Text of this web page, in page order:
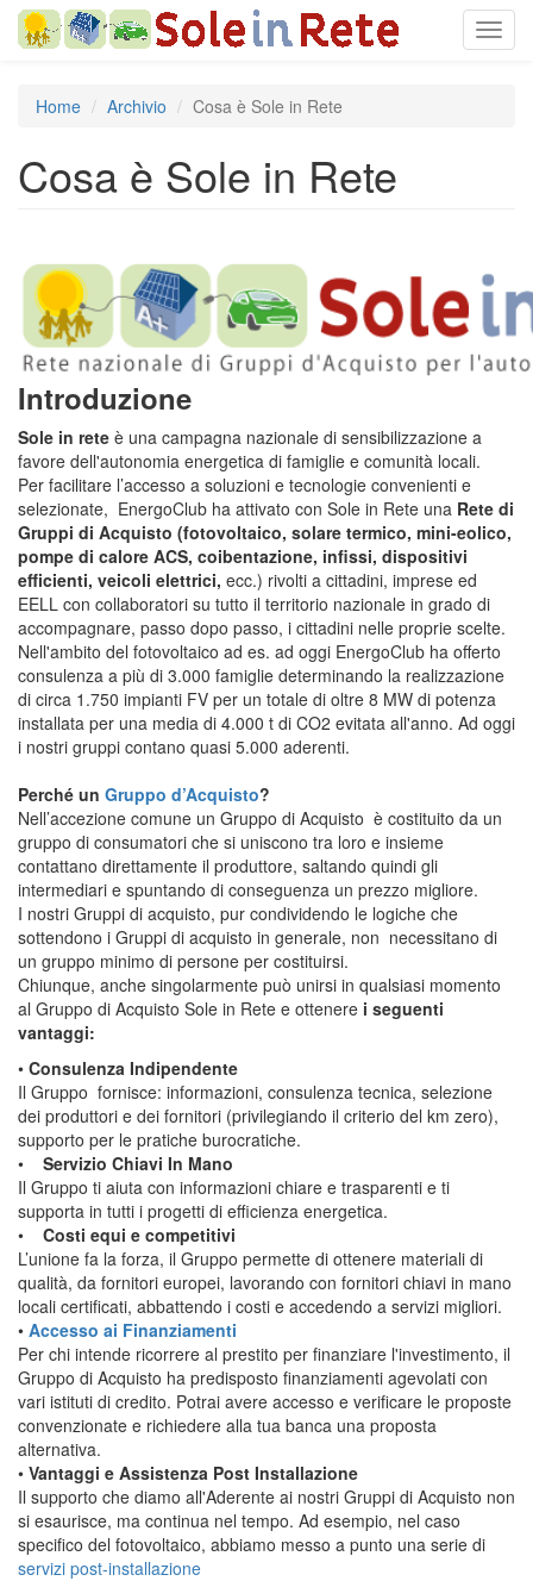
Salta
Home Archivio Cosa è Sole in Rete
Cosa è Sole in Rete
Introduzione
Sole in rete è una campagna nazionale di sensibilizzazione a
favore dell'autonomia energetica di famiglie e comunità locali.
Per facilitare l’accesso a soluzioni e tecnologie convenienti e
selezionate, EnergoClub ha attivato con Sole in Rete una Rete di
Gruppi di Acquisto (fotovoltaico, solare termico, mini-eolico,
pompe di calore ACS, coibentazione, infissi, dispositivi
efficienti, veicoli elettrici, ecc.) rivolti a cittadini, imprese ed
EELL con collaboratori su tutto il territorio nazionale in grado di
accompagnare, passo dopo passo, i cittadini nelle proprie scelte.
Nell'ambito del fotovoltaico ad es. ad oggi EnergoClub ha offerto
consulenza a più di 3.000 famiglie determinando la realizzazione
di circa 1.750 impianti FV per un totale di oltre 8 MW di potenza
installata per una media di 4.000 t di CO2 evitata all'anno. Ad oggi
i nostri gruppi contano quasi 5.000 aderenti.
Perché un Gruppo d’Acquisto?
Nell’accezione comune un Gruppo di Acquisto è costituito da un
gruppo di consumatori che si uniscono tra loro e insieme
contattano direttamente il produttore, saltando quindi gli
intermediari e spuntando di conseguenza un prezzo migliore.
I nostri Gruppi di acquisto, pur condividendo le logiche che
sottendono i Gruppi di acquisto in generale, non necessitano di
un gruppo minimo di persone per costituirsi.
Chiunque, anche singolarmente può unirsi in qualsiasi momento
al Gruppo di Acquisto Sole in Rete e ottenere i seguenti
vantaggi:
• Consulenza Indipendente
Il Gruppo fornisce: informazioni, consulenza tecnica, selezione
dei produttori e dei fornitori (privilegiando il criterio del km zero),
supporto per le pratiche burocratiche.
• Servizio Chiavi In Mano
Il Gruppo ti aiuta con informazioni chiare e trasparenti e ti
supporta in tutti i progetti di efficienza energetica.
•
Costi equi e competitivi
L’unione fa la forza, il Gruppo permette di ottenere materiali di
qualità, da fornitori europei, lavorando con fornitori chiavi in mano
locali certificati, abbattendo i costi e accedendo a servizi migliori.
• Accesso ai Finanziamenti
Per chi intende ricorrere al prestito per finanziare l'investimento, il
Gruppo di Acquisto ha predisposto finanziamenti agevolati con
vari istituti di credito. Potrai avere accesso e verificare le proposte
convenzionate e richiedere alla tua banca una proposta
alternativa.
• Vantaggi e Assistenza Post Installazione
Il supporto che diamo all'Aderente ai nostri Gruppi di Acquisto non
si esaurisce, ma continua nel tempo. Ad esempio, nel caso
specifico del fotovoltaico, abbiamo messo a punto una serie di
servizi post-installazione